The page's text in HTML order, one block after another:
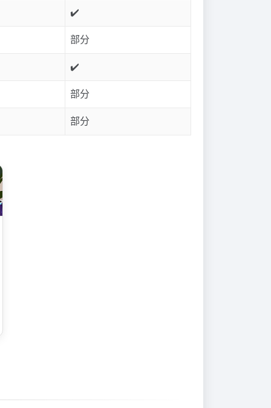
✔️
部分
✔️
部分
部分